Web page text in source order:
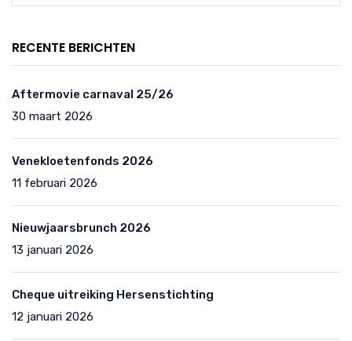
RECENTE BERICHTEN
Aftermovie carnaval 25/26
30 maart 2026
Venekloetenfonds 2026
11 februari 2026
Nieuwjaarsbrunch 2026
13 januari 2026
Cheque uitreiking Hersenstichting
12 januari 2026